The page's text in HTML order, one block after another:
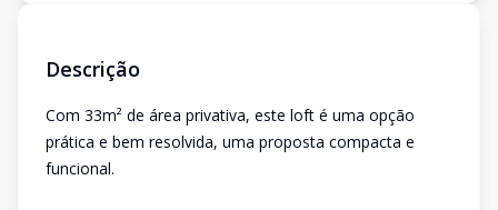
Descrição
Com 33m² de área privativa, este loft é uma opção
prática e bem resolvida, uma proposta compacta e
funcional.